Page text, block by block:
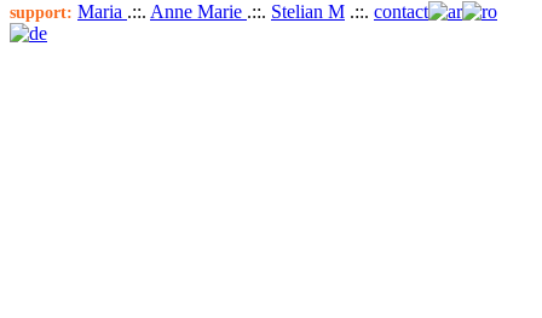
support: Maria .::. Anne Marie .::. Stelian M .::. contact